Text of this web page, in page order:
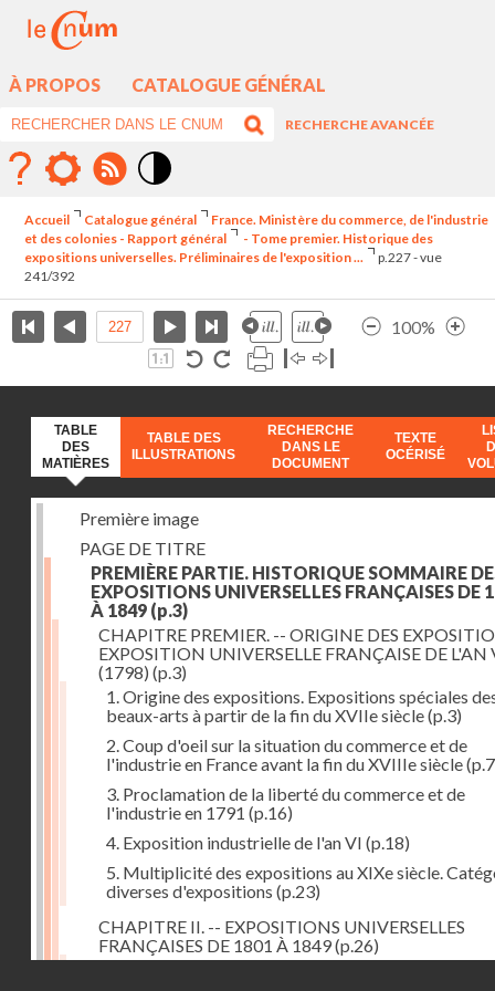
À PROPOS CATALOGUE GÉNÉRAL
RECHERCHE AVANCÉE
élévé
Accueil Catalogue général
France. Ministère du commerce, de l'industrie
et des colonies - Rapport général
- Tome premier. Historique des
expositions universelles. Préliminaires de l'exposition ...
p.227 - vue
241/392
100%
TABLE
DES
MATIÈRES
TABLE DES
ILLUSTRATIONS
RECHERCHE
DANS LE
DOCUMENT
TEXTE
OCÉRISÉ
Première image
PAGE DE TITRE
PREMIÈRE PARTIE. HISTORIQUE SOMMAIRE
EXPOSITIONS UNIVERSELLES FRANÇAISES DE
À 1849 (p.3)
CHAPITRE PREMIER. -- ORIGINE DES
EXPOSITION UNIVERSELLE FRANÇAISE DE L'AN
(1798) (p.3)
1. Origine des expositions. Expositions spéciales
beaux-arts à partir de la fin du XVIIe siècle(p.3)
2. Coup d'oeil sur la situation du commerce et de
l'industrie en France avant la fin du XVIIIe siècle
3. Proclamation de la liberté du commerce et de
l'industrie en 1791 (p.16)
4. Exposition industrielle de l'an VI (p.18)
5. Multiplicité des expositions au XIXe siècle.
diverses d'expositions (p.23)
CHAPITRE II. -- EXPOSITIONS UNIVERSELLES
FRANÇAISES DE 1801 À 1849(p.26)